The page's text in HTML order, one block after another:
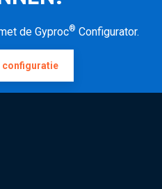
de Gyproc® Configurator.
configuratie